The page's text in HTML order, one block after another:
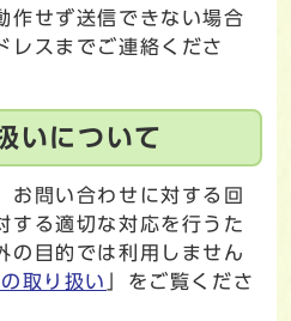
作せず送信できない場合
レスまでご連絡くださ
いについて
お問い合わせに対する回
する適切な対応を行うた
の目的では利用しません
取り扱い
」をご覧くださ